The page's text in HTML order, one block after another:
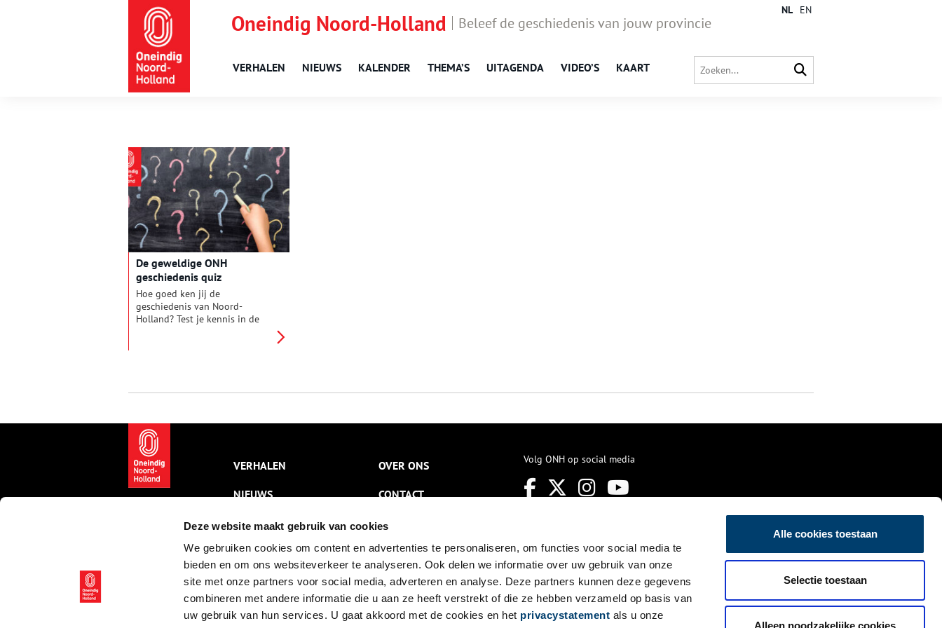
Deze website maakt gebruik van cookies
We gebruiken cookies om content en advertenties te personaliseren, om functies voor social media te
bieden en om ons websiteverkeer te analyseren. Ook delen we informatie over uw gebruik van onze
site met onze partners voor social media, adverteren en analyse. Deze partners kunnen deze gegevens
combineren met andere informatie die u aan ze heeft verstrekt of die ze hebben verzameld op basis van
uw gebruik van hun services. U gaat akkoord met de cookies en het privacystatement als u onze
Alle cookies toestaan
Selectie toestaan
Alleen noodzakelijke cookies
Oneindig Noord-Holland Beleef de geschiedenis van jouw provincie
VERHALEN NIEUWS KALENDER THEMA’S UITAGENDA VIDEO’S KAART
NL EN
De geweldige ONH
geschiedenis quiz
Hoe goed ken jij de
geschiedenis van Noord-
Holland? Test je kennis in de
alle vijftien vragen goed? Dan
VERHALEN
NIEUWS
KALENDER
THEMA’S
ACTIVITEITEN
VIDEO’S
OVER ONS
CONTACT
NIEUWSBRIEF
DISCLAIMER
PRIVACY
TOEGANKELIJKHEID
Volg ONH op social media